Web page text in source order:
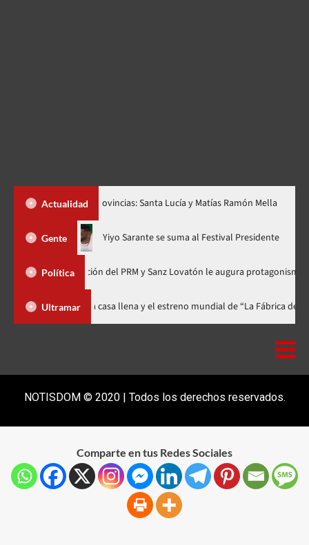
Actualidad
nuevas provincias: Santa Lucía y Matías Ramón Mella
Gente
en nuevo horario Yiyo Sarante se suma al Festival
Políticadel PRM y Sanz Lovatón le augura protagonismo político
Ultramar
celebra 15 años con una gala a casa llena y el estreno mundial de
NOTISDOM © 2020 | Todos los derechos reservados.
Comparte en tus Redes Sociales